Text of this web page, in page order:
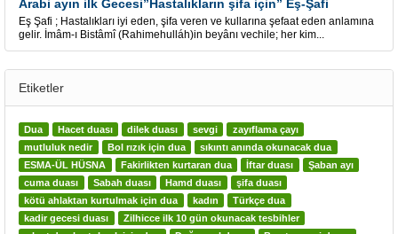
Arabi ayın ilk Gecesi”Hastalıkların şifa için” Eş-Şafi
Eş Şafi ; Hastalıkları iyi eden, şifa veren ve kullarına şefaat eden anlamına
gelir. İmâm-ı Bistâmî (Rahimehulláh)in beyânı vechile; her kim...
Etiketler
Dua Hacet duası dilek duası sevgi
zayıflama çayı
mutluluk nedir
Bol rızık için dua
sıkıntı anında okunacak dua
ESMA-ÜL HÜSNA
Fakirlikten kurtaran dua İftar duası
Şaban ayı
cuma duası
Sabah duası Hamd duası
şifa duası
kötü ahlaktan kurtulmak için dua
kadın
Türkçe dua
kadir gecesi duası
Zilhicce ilk 10 gün okunacak tesbihler